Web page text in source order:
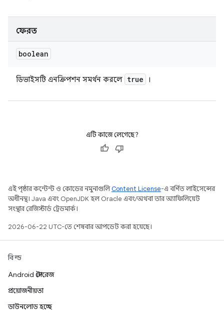
ফেরত
boolean
ডিভাইসটি এনক্রিপশন সমর্থন করলে true ।
এটি কাজে লেগেছে?
এই পৃষ্ঠার কন্টেন্ট ও কোডের নমুনাগুলিContent License-এ বর্ণিত লাইসেন্সের
অধীনস্থ। Java এবং OpenJDK হল Oracle এবং/অথবা তার অ্যাফিলিয়েট
সংস্থার রেজিস্টার্ড ট্রেডমার্ক।
2026-06-22 UTC-তে শেষবার আপডেট করা হয়েছে।
বিল্ড
Android স্টোরেজ
প্রয়োজনীয়তা
ডাউনলোড হচ্ছে